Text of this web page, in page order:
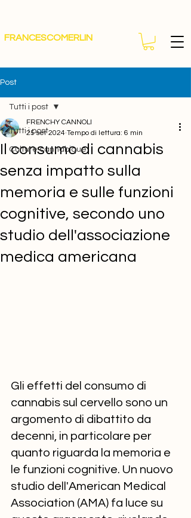
FRANCESCOMERLIN
Post
Tutti i post
Culture cannabique
Tutti i post
Il consumo di cannabis
senza impatto sulla
memoria e sulle funzioni
cognitive, secondo uno
studio dell'associazione
medica americana
FRENCHY CANNOLI
25 set 2024 Tempo di lettura: 6 min
Gli effetti del consumo di
cannabis sul cervello sono un
argomento di dibattito da
decenni, in particolare per
quanto riguarda la memoria e
le funzioni cognitive. Un nuovo
studio dell'American Medical
Association (AMA) fa luce su